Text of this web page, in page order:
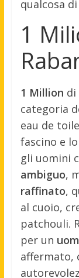
qualcosa
1
1 Million di
categoria
eau de
fascino e
gli uomini
ambiguo,
raffinato,
al cuoio,
patchouli.
per un
affermato,